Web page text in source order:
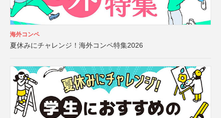
海外コンペ
夏休みにチャレンジ！海外コンペ特集2026